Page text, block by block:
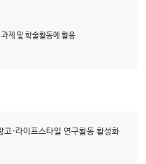
제 및 학술활동에 활용
·라이프스타일 연구활동 활성화